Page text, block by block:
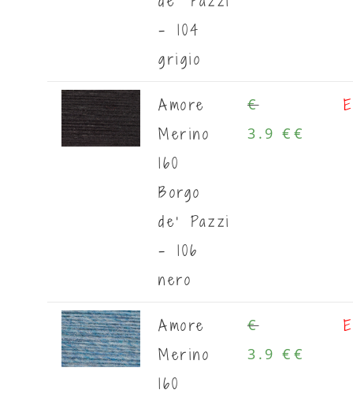
- 104
grigio
Amore
Merino
160
Borgo
de' Pazzi
- 106
nero
€
3.9 € €
Amore
Merino
160
€
3.9 € €